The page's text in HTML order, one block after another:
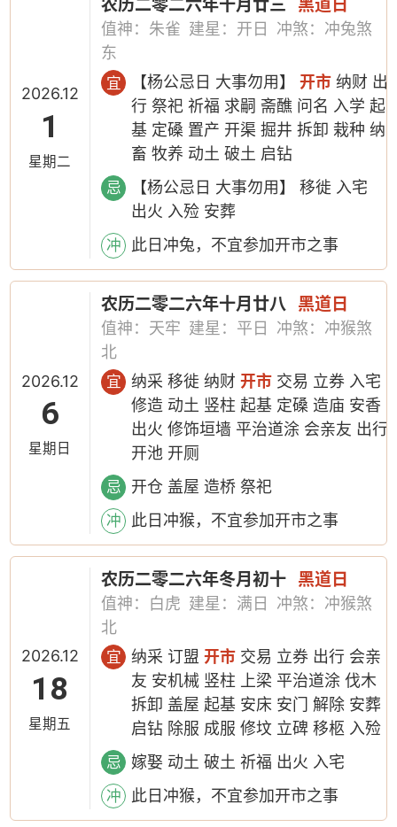
2026.12
1
星期二
农历二零二六年十月廿三 黑道日
值神：朱雀 建星：开日
冲煞：冲兔煞
东
宜 【杨公忌日 大事勿用】开市 纳财 出
行 祭祀 祈福 求嗣 斋醮 问名 入学 起
基 定磉 置产 开渠 掘井 拆卸 栽种 纳
畜 牧养 动土 破土 启钻
忌
【杨公忌日 大事勿用】 移徙 入宅
出火 入殓 安葬
冲 此日冲兔，不宜参加开市之事
2026.12
6
星期日
农历二零二六年十月廿八 黑道日
值神：天牢 建星：平日
冲煞：冲猴煞
北
宜 纳采 移徙 纳财开市 交易 立券 入宅
修造 动土 竖柱 起基 定磉 造庙 安香
出火 修饰垣墙 平治道涂 会亲友 出行
开池 开厕
忌 开仓 盖屋 造桥 祭祀
冲 此日冲猴，不宜参加开市之事
2026.12
18
星期五
农历二零二六年冬月初十 黑道日
值神：白虎 建星：满日
冲煞：冲猴煞
北
宜 纳采 订盟开市 交易 立券 出行 会亲
友 安机械 竖柱 上梁 平治道涂 伐木
拆卸 盖屋 起基 安床 安门 解除 安葬
启钻 除服 成服 修坟 立碑 移柩 入殓
忌 嫁娶 动土 破土 祈福 出火 入宅
冲 此日冲猴，不宜参加开市之事